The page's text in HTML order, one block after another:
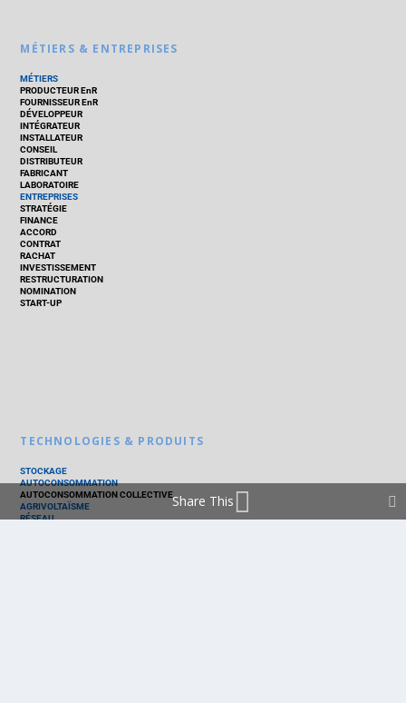
MÉTIERS & ENTREPRISES
MÉTIERS
PRODUCTEUR EnR
FOURNISSEUR EnR
DÉVELOPPEUR
INTÉGRATEUR
INSTALLATEUR
CONSEIL
DISTRIBUTEUR
FABRICANT
LABORATOIRE
ENTREPRISES
STRATÉGIE
FINANCE
ACCORD
CONTRAT
RACHAT
INVESTISSEMENT
RESTRUCTURATION
NOMINATION
START-UP
TECHNOLOGIES & PRODUITS
STOCKAGE
AUTOCONSOMMATION
AUTOCONSOMMATION COLLECTIVE
AGRIVOLTAÏSME
RÉSEAU
Share This